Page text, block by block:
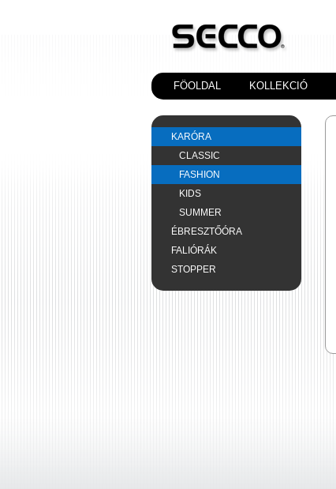
FÖOLDAL KOLLEKCIÓ
KARÓRA
CLASSIC
FASHION
KIDS
SUMMER
ÉBRESZTŐÓRA
FALIÓRÁK
STOPPER